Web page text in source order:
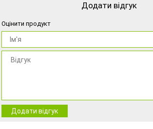
Додати відгук
Оцінити продукт
Додати відгук